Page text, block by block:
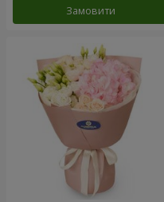
Замовити